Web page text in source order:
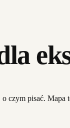
czym pisać.